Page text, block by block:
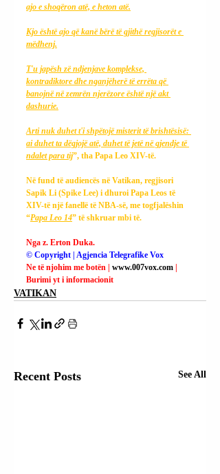
ajo e shoqëron atë, e heton atë.
Kjo është ajo që kanë bërë të gjithë regjisorët e
mëdhenj.
T'u japësh zë ndjenjave komplekse,
kontradiktore dhe nganjëherë të errëta që
banojnë në zemrën njerëzore është një akt
dashurie.
Arti nuk duhet t'i shpëtojë misterit të brishtësisë:
ai duhet ta dëgjojë atë, duhet të jetë në gjendje të
ndalet para tij”, tha Papa Leo XIV-të.
Në fund të audiencës në Vatikan, regjisori
Sapik Li (Spike Lee) i dhuroi Papa Leos të
XIV-të një fanellë të NBA-së, me togfjalëshin
“Papa Leo 14” të shkruar mbi të.
Nga z. Erton Duka.
© Copyright | Agjencia Telegrafike Vox
Ne të njohim me botën | www.007vox.com |
Burimi yt i informacionit
VATIKAN
Recent Posts See All